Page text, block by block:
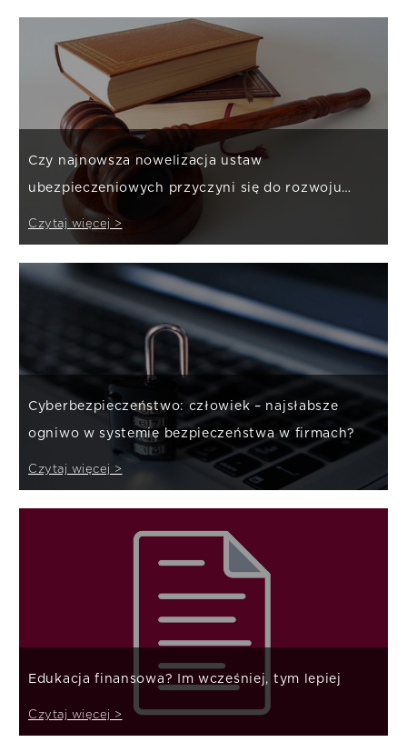
Czy najnowsza nowelizacja ustaw
ubezpieczeniowych przyczyni się do rozwoju
rynku finansowego?
Czytaj więcej >
Cyberbezpieczeństwo: człowiek – najsłabsze
ogniwo w systemie bezpieczeństwa w firmach?
Czytaj więcej >
Edukacja finansowa? Im wcześniej, tym lepiej
Czytaj więcej >